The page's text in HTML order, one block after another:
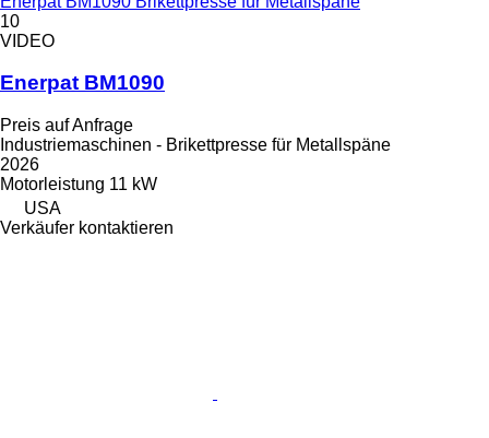
10
VIDEO
Enerpat BM1090
Preis auf Anfrage
Industriemaschinen - Brikettpresse für Metallspäne
2026
Motorleistung 11 kW
USA
Verkäufer kontaktieren